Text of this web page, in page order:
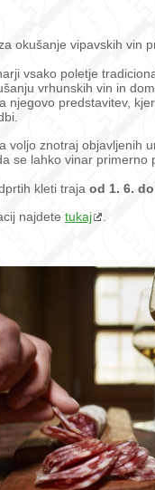
okušanje vipavskih vin
vsako poletje
vrhunskih vin in
njegovo predstavitev,
voljo znotraj objavljenih
da se lahko vinar primerno
kleti traja od 1. 6.
najdete tukaj